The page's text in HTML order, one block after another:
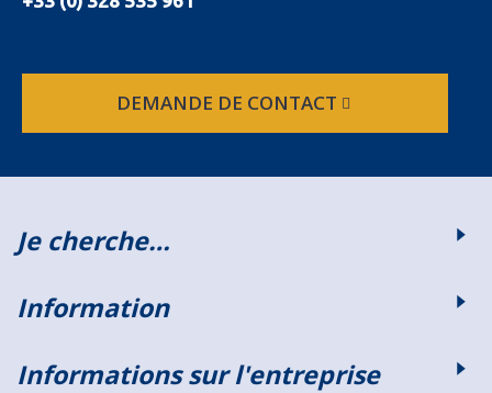
DEMANDE DE CONTACT
Je cherche…
Information
Informations sur l'entreprise